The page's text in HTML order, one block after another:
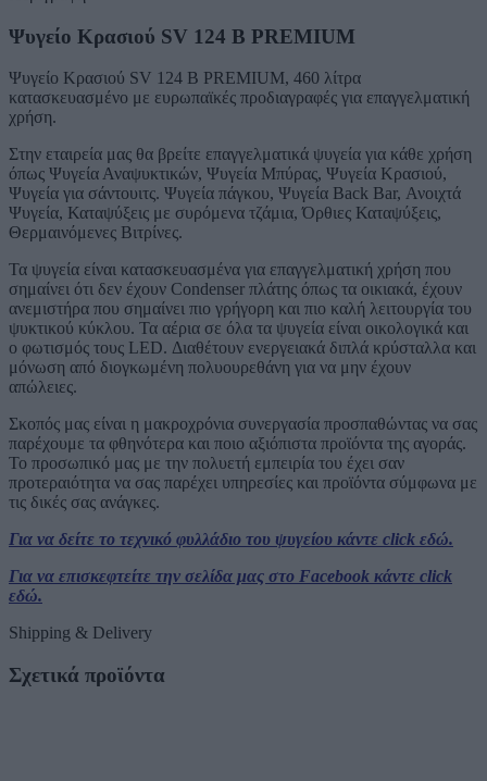
Ψυγείο Κρασιού SV 124 B PREMIUM
Ψυγείο Κρασιού SV 124 B PREMIUM, 460 λίτρα
κατασκευασμένο με ευρωπαϊκές προδιαγραφές για επαγγελματική
χρήση.
Στην εταιρεία μας θα βρείτε επαγγελματικά ψυγεία για κάθε χρήση
όπως Ψυγεία Αναψυκτικών, Ψυγεία Μπύρας, Ψυγεία Κρασιού,
Ψυγεία για σάντουιτς. Ψυγεία πάγκου, Ψυγεία Back Bar, Ανοιχτά
Ψυγεία, Καταψύξεις με συρόμενα τζάμια, Όρθιες Καταψύξεις,
Θερμαινόμενες Βιτρίνες.
Τα ψυγεία είναι κατασκευασμένα για επαγγελματική χρήση που
σημαίνει ότι δεν έχουν Condenser πλάτης όπως τα οικιακά, έχουν
ανεμιστήρα που σημαίνει πιο γρήγορη και πιο καλή λειτουργία του
ψυκτικού κύκλου. Τα αέρια σε όλα τα ψυγεία είναι οικολογικά και
ο φωτισμός τους LED. Διαθέτουν ενεργειακά διπλά κρύσταλλα και
μόνωση από διογκωμένη πολυουρεθάνη για να μην έχουν
απώλειες.
Σκοπός μας είναι η μακροχρόνια συνεργασία προσπαθώντας να σας
παρέχουμε τα φθηνότερα και ποιο αξιόπιστα προϊόντα της αγοράς.
Το προσωπικό μας με την πολυετή εμπειρία του έχει σαν
προτεραιότητα να σας παρέχει υπηρεσίες και προϊόντα σύμφωνα με
τις δικές σας ανάγκες.
Για να δείτε το τεχνικό φυλλάδιο του ψυγείου κάντε click εδώ.
Για να επισκεφτείτε την σελίδα μας στο Facebook κάντε click
εδώ.
Shipping & Delivery
Σχετικά προϊόντα